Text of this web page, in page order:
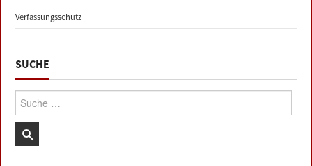
Verfassungsschutz
SUCHE
Suche: